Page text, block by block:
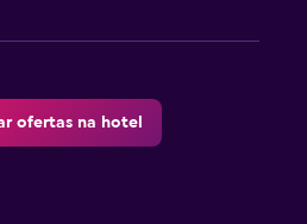
ofertas na hotel